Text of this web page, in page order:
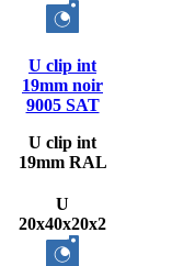
U clip int
19mm noir
9005 SAT
U clip int
19mm RAL
U
20x40x20x2